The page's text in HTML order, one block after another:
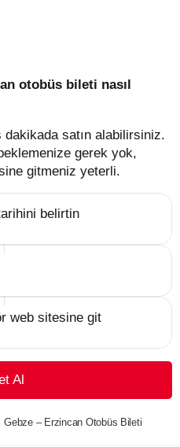
satın alabilirsiniz.
gerek yok,
gitmeniz yeterli.
belirtin
web sitesine git
Al
Gebze – Erzincan Otobüs Bileti